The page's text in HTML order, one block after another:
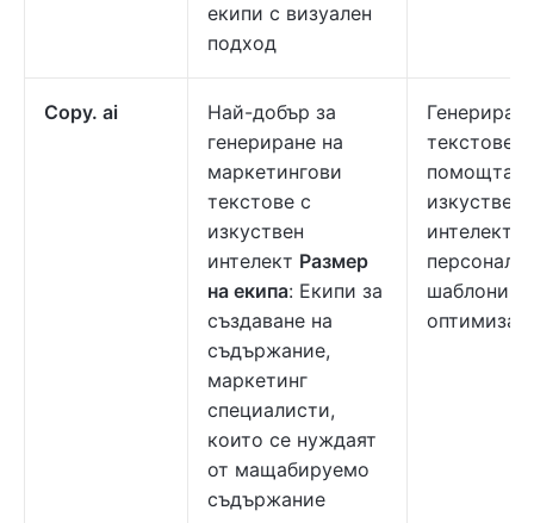
екипи с визуален
подход
Copy. ai
Най-добър за
генериране на
маркетингови
текстове с
изкуствен
интелект Размер
на екипа: Екипи за
създаване на
съдържание,
маркетинг
специалисти,
които се нуждаят
от мащабируемо
съдържание
текстове с
помощта
изкуствен
интелект,
шаблони,